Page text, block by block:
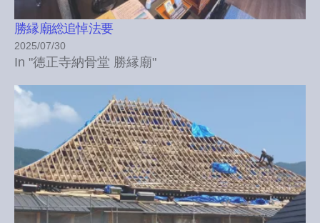
勝縁廟総追悼法要
2025/07/30
In "徳正寺納骨堂 勝縁廟"